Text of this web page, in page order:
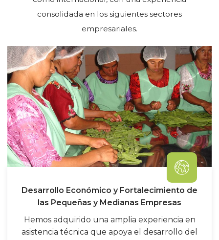
consolidada en los siguientes sectores
empresariales.
Desarrollo Económico y Fortalecimiento de
las Pequeñas y Medianas Empresas
Hemos adquirido una amplia experiencia en
asistencia técnica que apoya el desarrollo del